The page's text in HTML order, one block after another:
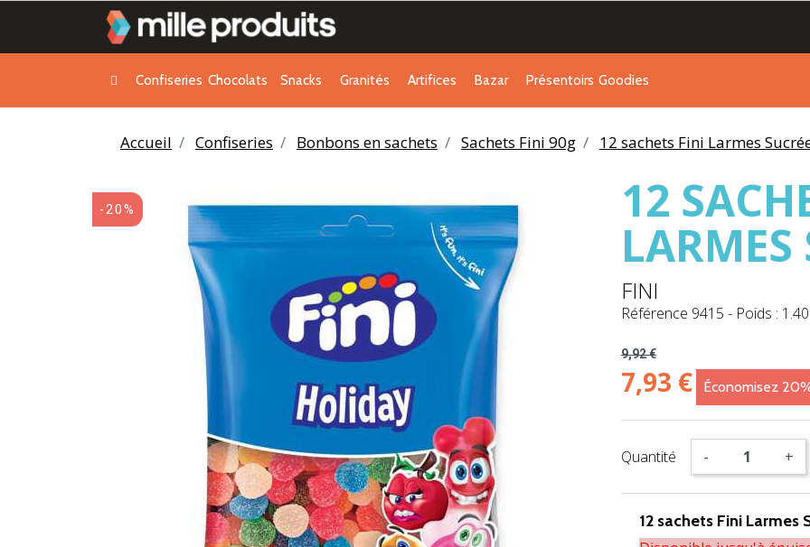
Confiseries Chocolats Snacks Granités Artifices Bazar Présentoirs Goodies
Accueil Confiseries Bonbons en sachets Sachets Fini 90g 12 sachets Fini Larmes
-20% 12
LARMES
FINI
Référence 9415 - Poids :
9,92 €
7,93 € Économisez
Quantité - +
12 sachets Fini Larmes